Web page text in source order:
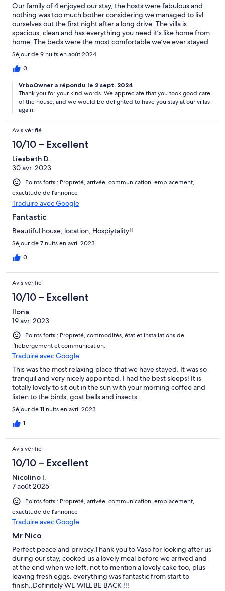
Our family of 4 enjoyed our stay, the hosts were fabulous and
nothing was too much bother considering we managed to livl
ourselves out the first night after a long drive. The villa is
spacious, clean and has everything you need it’s like home from
home. The beds were the most comfortable we’ve ever stayed
in.
Séjour de 9 nuits en août 2024
0
VrboOwner a répondu le 2 sept. 2024
Thank you for your kind words. We appreciate that you took good care
of the house, and we would be delighted to have you stay at our villas
again.
Avis vérifié
10/10 – Excellent
Liesbeth D.
30 avr. 2023
Points forts : Propreté, arrivée, communication, emplacement,
exactitude de l’annonce
Traduire avec Google
Fantastic
Beautiful house, location, Hospiytality!!
Séjour de 7 nuits en avril 2023
0
Avis vérifié
10/10 – Excellent
Ilona
19 avr. 2023
Points forts : Propreté, commodités, état et installations de
l’hébergement et communication.
Traduire avec Google
This was the most relaxing place that we have stayed. It was so
tranquil and very nicely appointed. I had the best sleeps! It is
totally lovely to sit out in the sun with your morning coffee and
listen to the birds, goat bells and insects.
Séjour de 11 nuits en avril 2023
1
Avis vérifié
10/10 – Excellent
Nicolino I.
7 août 2025
Points forts : Propreté, arrivée, communication, emplacement,
exactitude de l’annonce
Traduire avec Google
Mr Nico
Perfect peace and privacy.Thank you to Vaso for looking after us
during our stay, cooked us a lovely meal before we arrived and
at the end when we left, not to mention a lovely cake too, plus
leaving fresh eggs. everything was fantastic from start to
finish..Definitely WE WILL BE BACK !!!